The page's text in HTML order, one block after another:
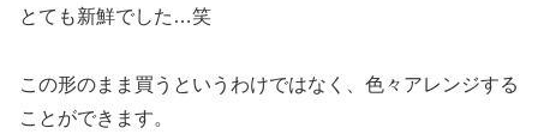
とても新鮮でした…笑
この形のまま買うというわけではなく、色々アレンジする
ことができます。